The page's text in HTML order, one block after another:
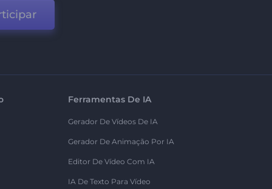
Ferramentas De IA
Gerador De Vídeos De IA
Gerador De Animação Por IA
Editor De Vídeo Com IA
IA De Texto Para Vídeo